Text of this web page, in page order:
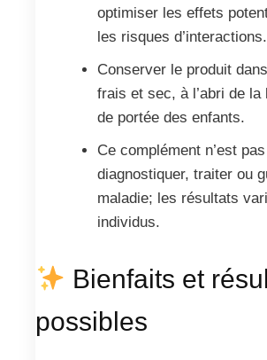
optimiser les effets
les risques d’interactions.
Conserver le produit
frais et sec, à l’abri de la
de portée des enfants.
Ce complément n’est
diagnostiquer, traiter ou
maladie; les résultats
individus.
Bienfaits et
possibles